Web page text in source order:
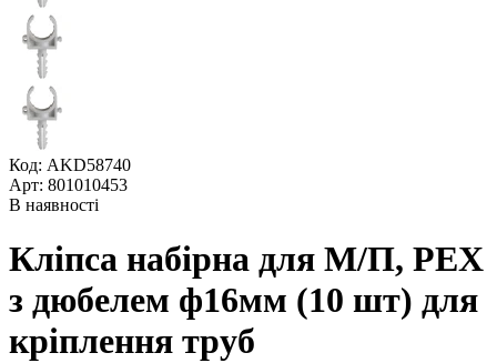
Код: AKD58740
Арт: 801010453
В наявності
Кліпса набірна для М/П, PEX
з дюбелем ф16мм (10 шт) для
кріплення труб